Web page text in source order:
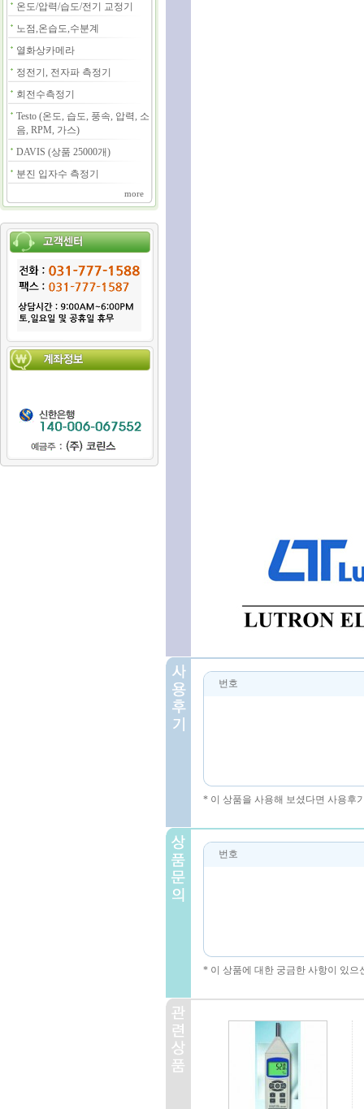
온도/압력/습도/전기 교정기
노점,온습도,수분계
열화상카메라
정전기, 전자파 측정기
회전수측정기
Testo (온도, 습도, 풍속, 압력, 소
음, RPM, 가스)
DAVIS (상품 25000개)
분진 입자수 측정기
more
번호
* 이 상품을 사용해 보셨다면 사용후
번호
* 이 상품에 대한 궁금한 사항이 있